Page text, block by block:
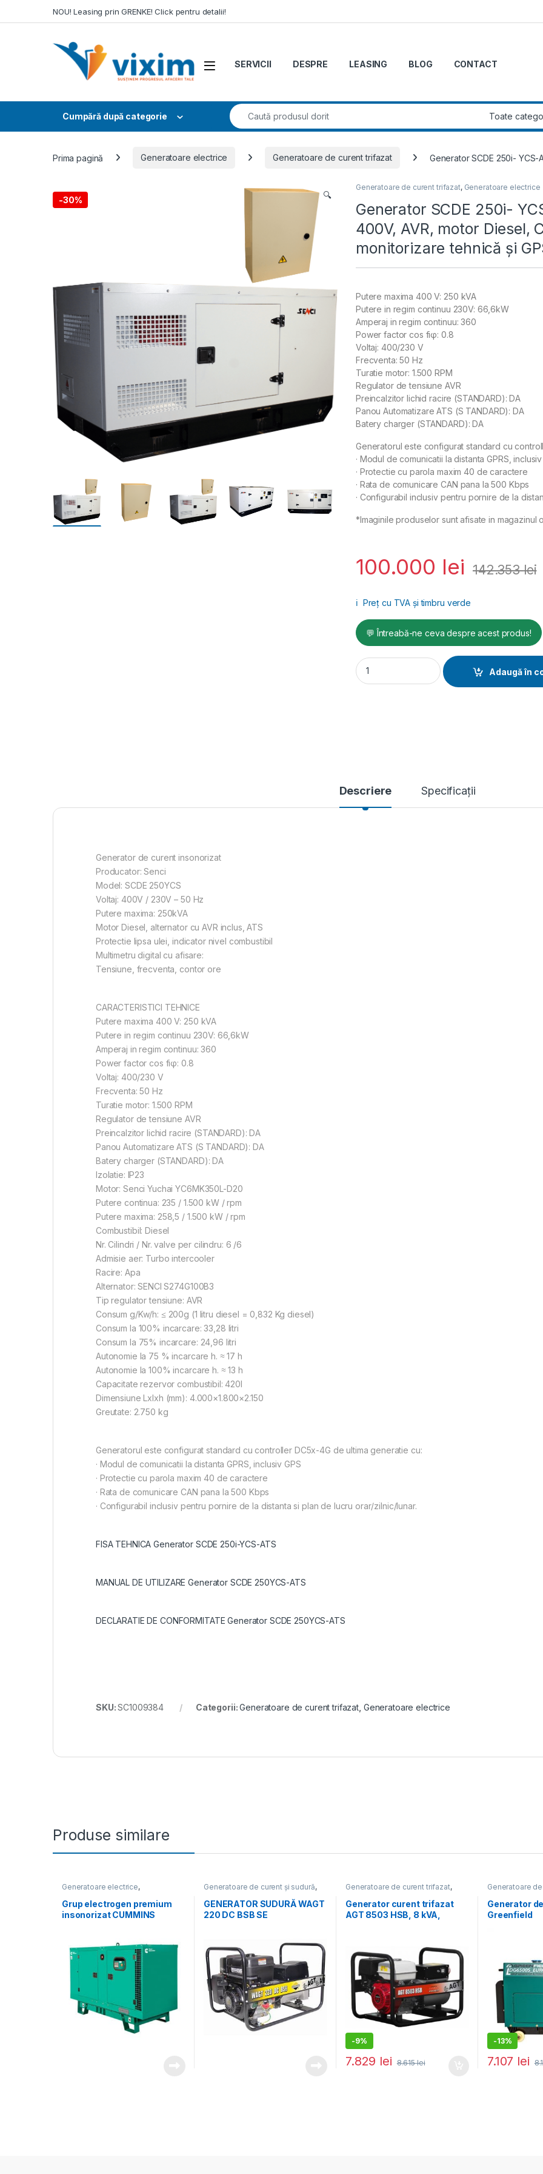
NOU! Leasing prin GRENKE! Click pentru detalii!
SERVICII DESPRE LEASING BLOG CONTACT
Cumpără după categorie
Search for:
Prima pagină Generatoare electrice Generatoare de curent trifazat Generator SCDE 250i-
-30% 🔍
Generatoare de curent trifazat, Generatoare electrice
Generator SCDE 250i-
400V, AVR, motor Diesel,
monitorizare tehnică și
Putere maxima 400 V: 250 kVA
Putere in regim continuu 230V: 66,6kW
Amperaj in regim continuu: 360
Power factor cos fiφ: 0.8
Voltaj: 400/230 V
Frecventa: 50 Hz
Turatie motor: 1.500 RPM
Regulator de tensiune AVR
Preincalzitor lichid racire (STANDARD): DA
Panou Automatizare ATS (S TANDARD): DA
Batery charger (STANDARD): DA
Generatorul este configurat standard cu
· Modul de comunicatii la distanta GPRS, inclusiv
· Protectie cu parola maxim 40 de caractere
· Rata de comunicare CAN pana la 500 Kbps
· Configurabil inclusiv pentru pornire de la
*Imaginile produselor sunt afisate in magazinul
100.000 lei 142.353lei
ℹ️ Preț cu TVA și timbru verde
💬 Întreabă-ne ceva despre acest produs!
Generator SCDE 250i- YCS-ATS, Putere
Adaugă în
Descriere Specificații
Generator de curent insonorizat
Producator: Senci
Model: SCDE 250YCS
Voltaj: 400V / 230V – 50 Hz
Putere maxima: 250kVA
Motor Diesel, alternator cu AVR inclus, ATS
Protectie lipsa ulei, indicator nivel combustibil
Multimetru digital cu afisare:
Tensiune, frecventa, contor ore
CARACTERISTICI TEHNICE
Putere maxima 400 V: 250 kVA
Putere in regim continuu 230V: 66,6kW
Amperaj in regim continuu: 360
Power factor cos fiφ: 0.8
Voltaj: 400/230 V
Frecventa: 50 Hz
Turatie motor: 1.500 RPM
Regulator de tensiune AVR
Preincalzitor lichid racire (STANDARD): DA
Panou Automatizare ATS (S TANDARD): DA
Batery charger (STANDARD): DA
Izolatie: IP23
Motor: Senci Yuchai YC6MK350L-D20
Putere continua: 235 / 1.500 kW / rpm
Putere maxima: 258,5 / 1.500 kW / rpm
Combustibil: Diesel
Nr. Cilindri / Nr. valve per cilindru: 6 /6
Admisie aer: Turbo intercooler
Racire: Apa
Alternator: SENCI S274G100B3
Tip regulator tensiune: AVR
Consum g/Kw/h: ≤ 200g (1 litru diesel = 0,832 Kg diesel)
Consum la 100% incarcare: 33,28 litri
Consum la 75% incarcare: 24,96 litri
Autonomie la 75 % incarcare h. ≈ 17 h
Autonomie la 100% incarcare h. ≈ 13 h
Capacitate rezervor combustibil: 420l
Dimensiune Lxlxh (mm): 4.000×1.800×2.150
Greutate: 2.750 kg
Generatorul este configurat standard cu controller DC5x-4G de ultima generatie cu:
· Modul de comunicatii la distanta GPRS, inclusiv GPS
· Protectie cu parola maxim 40 de caractere
· Rata de comunicare CAN pana la 500 Kbps
· Configurabil inclusiv pentru pornire de la distanta si plan de lucru orar/zilnic/lunar.
FISA TEHNICA Generator SCDE 250i-YCS-ATS
MANUAL DE UTILIZARE Generator SCDE 250YCS-ATS
DECLARATIE DE CONFORMITATE Generator SCDE 250YCS-ATS
SKU:SC1009384 Categorii:Generatoare de curent trifazat Generatoare electrice
Produse similare
Generatoare electrice,
Grup electrogen premium
insonorizat CUMMINS
Generatoare de curent și sudură,
GENERATOR SUDURĂ WAGT
220 DC BSB SE
Generatoare de curent trifazat,
Generator curent trifazat
AGT 8503 HSB, 8 kVA,
-9%
7.829 lei 8.615lei
Generatoare
Generator
Greenfield
carcasa
stationar,
kVA,
-13%
7.107 lei